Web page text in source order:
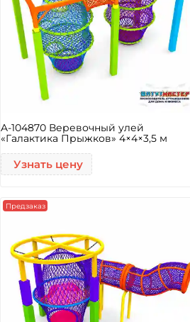
A-104870 Веревочный улей
«Галактика Прыжков» 4×4×3,5 м
Узнать цену
Предзаказ